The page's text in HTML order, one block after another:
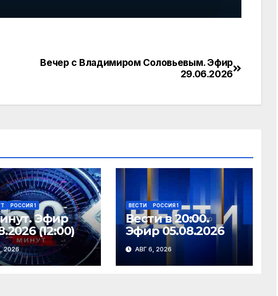
Вечер с Владимиром Соловьевым. Эфир
29.06.2026
РОССИЯ 1
Эфир
(12:00)
2026
ВЕСТИ РОССИЯ 1
Вести в 20:00.
Эфир 05.08.2026
АВГ 6, 2026